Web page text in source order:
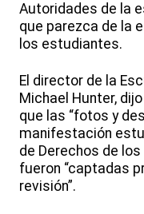
Autoridades de la
que parezca de la
los estudiantes.
El director de la
Michael Hunter,
que las “fotos y
manifestación
de Derechos de
fueron “captadas
revisión”.